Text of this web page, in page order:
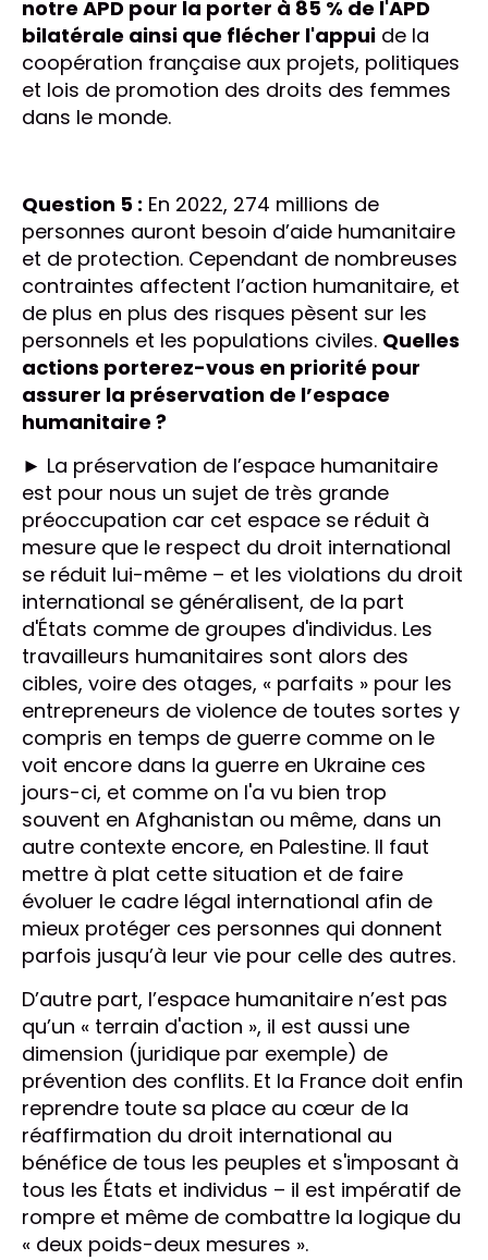
notre APD pour la porter à 85 % de l'APD
bilatérale ainsi que flécher l'appui de la
coopération française aux projets, politiques
et lois de promotion des droits des femmes
dans le monde.
Question 5 : En 2022, 274 millions de
personnes auront besoin d’aide humanitaire
et de protection. Cependant de nombreuses
contraintes affectent l’action humanitaire, et
de plus en plus des risques pèsent sur les
personnels et les populations civiles. Quelles
actions porterez-vous en priorité pour
assurer la préservation de l’espace
humanitaire ?
► La préservation de l’espace humanitaire
est pour nous un sujet de très grande
préoccupation car cet espace se réduit à
mesure que le respect du droit international
se réduit lui-même – et les violations du droit
international se généralisent, de la part
d'États comme de groupes d'individus. Les
travailleurs humanitaires sont alors des
cibles, voire des otages, « parfaits » pour les
entrepreneurs de violence de toutes sortes y
compris en temps de guerre comme on le
voit encore dans la guerre en Ukraine ces
jours-ci, et comme on l'a vu bien trop
souvent en Afghanistan ou même, dans un
autre contexte encore, en Palestine. Il faut
mettre à plat cette situation et de faire
évoluer le cadre légal international afin de
mieux protéger ces personnes qui donnent
parfois jusqu’à leur vie pour celle des autres.
D’autre part, l’espace humanitaire n’est pas
qu’un « terrain d'action », il est aussi une
dimension (juridique par exemple) de
prévention des conflits. Et la France doit enfin
reprendre toute sa place au cœur de la
réaffirmation du droit international au
bénéfice de tous les peuples et s'imposant à
tous les États et individus – il est impératif de
rompre et même de combattre la logique du
« deux poids-deux mesures ».